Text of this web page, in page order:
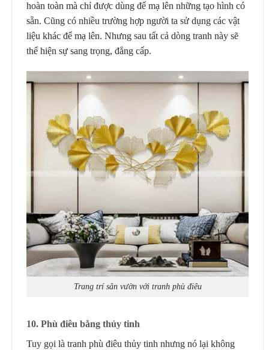
hoàn toàn mà chỉ được dùng để mạ lên những tạo hình có
sẵn. Cũng có nhiều trường hợp người ta sử dụng các vật
liệu khác để mạ lên. Nhưng sau tất cả dòng tranh này sẽ
thể hiện sự sang trọng, đẳng cấp.
Trang trí sân vườn với tranh phù điêu
10. Phù điêu bằng thủy tinh
Tuy gọi là tranh phù điêu thủy tinh nhưng nó lại không